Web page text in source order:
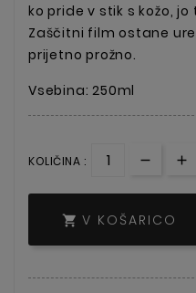
ko pride v stik s kožo,
Zaščitni film ostane
prijetno prožno.
Vsebina: 250ml
KOLIČINA :
 V KOŠARICO